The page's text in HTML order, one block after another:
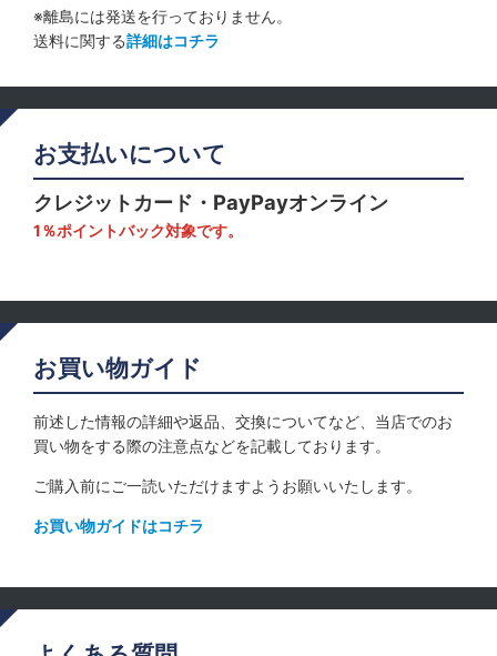
※離島には発送を行っておりません。
送料に関する詳細はコチラ
お支払いについて
クレジットカード・PayPayオンライン
1％ポイントバック対象です。
お買い物ガイド
前述した情報の詳細や返品、交換についてなど、当店でのお
買い物をする際の注意点などを記載しております。
ご購入前にご一読いただけますようお願いいたします。
お買い物ガイドはコチラ